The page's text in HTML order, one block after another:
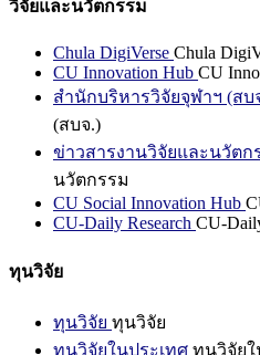
วิจัยและนวัตกรรม
Chula DigiVerse Chula
CU Innovation Hub CU
สำนักบริหารวิจัยจุฬาฯ (สบ
(สบจ.)
ข่าวสารงานวิจัยและนวัตก
นวัตกรรม
CU Social Innovation Hub
CU-Daily Research CU-
ทุนวิจัย
ทุนวิจัย ทุนวิจัย
ทุนวิจัยในประเทศ ทุนวิจัยใ